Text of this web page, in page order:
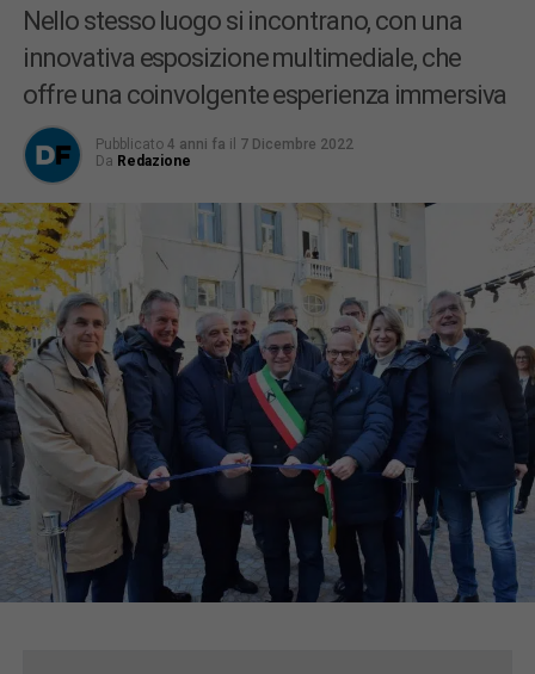
Nello stesso luogo si incontrano, con una
innovativa esposizione multimediale, che
offre una coinvolgente esperienza immersiva
Pubblicato 4 anni fa il 7 Dicembre 2022
Da Redazione